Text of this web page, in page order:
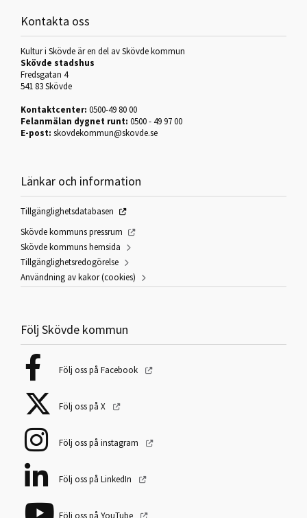
Kontakta oss
Kultur i Skövde är en del av Skövde kommun
Skövde stadshus
Fredsgatan 4
541 83 Skövde
Kontaktcenter: 0500-49 80 00
Felanmälan dygnet runt: 0500 - 49 97 00
E-post: skovdekommun@skovde.se
Länkar och information
Tillgänglighetsdatabasen
Skövde kommuns pressrum
Skövde kommuns hemsida
Tillgänglighetsredogörelse
Användning av kakor (cookies)
Följ Skövde kommun
Följ oss på Facebook
Följ oss på X
Följ oss på instagram
Följ oss på LinkedIn